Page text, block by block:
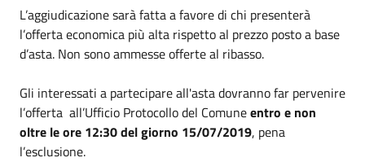
L’aggiudicazione sarà fatta a favore di chi presenterà
l’offerta economica più alta rispetto al prezzo posto a base
d’asta. Non sono ammesse offerte al ribasso.
Gli interessati a partecipare all'asta dovranno far pervenire
l’offerta all’Ufficio Protocollo del Comuneentro e non
oltre le ore 12:30 del giorno 15/07/2019, pena
l’esclusione.